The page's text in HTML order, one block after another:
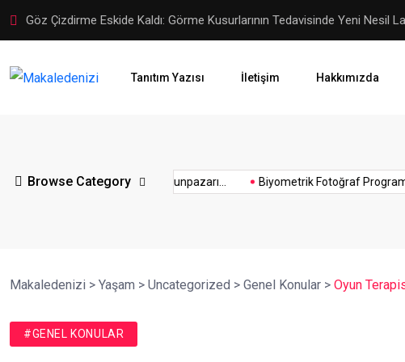
Lazerden Korktuğunuz İçin Gözlüğe Mahkûm Olmayın: Göz Çizdirme
Tanıtım Yazısı İletişim Hakkımızda
Browse Category
Eskişehir Tepebaşı ve Odunpazarı... Biyometrik Fotoğraf Programı:
vize
para
güzellik
yüzde
hesaplama
hesaplama
Makaledenizi > Yaşam > Uncategorized > Genel Konular > Oyun
#GENEL KONULAR